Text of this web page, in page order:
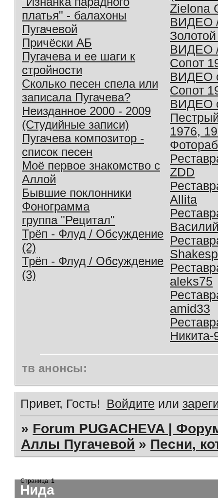
платья" - балахоны
Пугачевой
Причёски АБ
Пугачева и ее шаги к
стройности
Сколько песен спела или
записала Пугачева?
Неизданное 2000 - 2009
(Студийные записи)
Пугачева композитор -
список песен
Моё первое знакомство с
Аллой
Бывшие поклонники
Фонограмма
группа "Рецитал"
Трёп - Флуд / Обсуждение
(2)
Трёп - Флуд / Обсуждение
(3)
Zielona
ВИДЕО
ВИДЕО
Сопот
ВИДЕО
Сопот
ВИДЕО
1976,
ZDD
Allita
aleks75
amid33
Никита-
тв анонсы:
Привет, Гость! Войдите или
» Forum PUGACHEVA |
Аллы Пугачевой » Песни,
Нида
Страница:1